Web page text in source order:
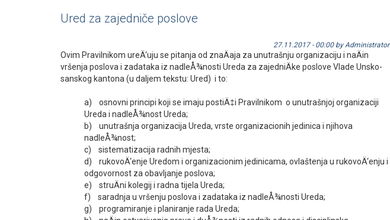
Ured za zajedniče poslove
27.11.2017 - 00:00 by Administrator
Ovim Pravilnikom ureÄ‘uju se pitanja od znaÄaja za unutrašnju organizaciju i naÄin
vršenja poslova i zadataka iz nadleÅ¾nosti Ureda za zajedniÄke poslove Vlade Unsko-
sanskog kantona (u daljem tekstu: Ured) i to:
a) osnovni principi koji se imaju postiÄ‡i Pravilnikom o unutrašnjoj organizaciji
Ureda i nadleÅ¾nost Ureda;
b) unutrašnja organizacija Ureda, vrste organizacionih jedinica i njihova
nadleÅ¾nost;
c) sistematizacija radnih mjesta;
d) rukovoÄ‘enje Uredom i organizacionim jedinicama, ovlaštenja u rukovoÄ‘enju i
odgovornost za obavljanje poslova;
e) struÄni kolegij i radna tijela Ureda;
f) saradnja u vršenju poslova i zadataka iz nadleÅ¾nosti Ureda;
g) programiranje i planiranje rada Ureda;